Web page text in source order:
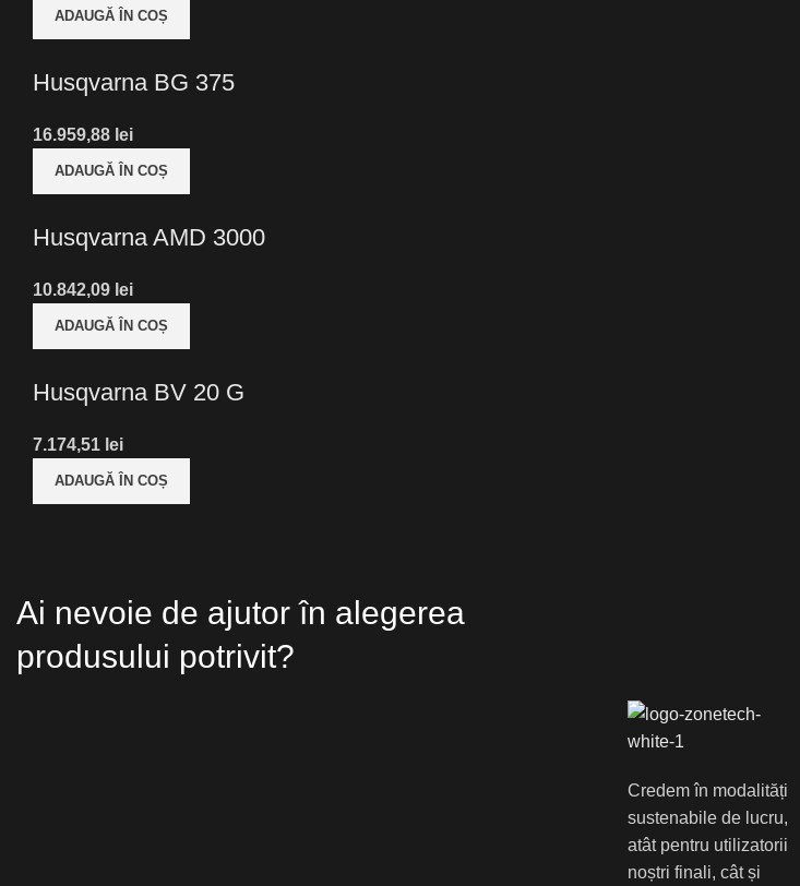
ADAUGĂ ÎN COȘ
Husqvarna BG 375
lei
ADAUGĂ ÎN COȘ
Husqvarna AMD 3000
lei
ADAUGĂ ÎN COȘ
Husqvarna BV 20 G
lei
ADAUGĂ ÎN COȘ
Ai nevoie de ajutor în alegerea
produsului potrivit?
Credem în modalități
sustenabile de lucru,
atât pentru utilizatorii
noștri finali, cât și